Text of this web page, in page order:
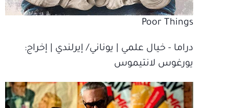
Poor Things
دراما ‫- خيال علمي | يوناني‫/ إيرلندي | إخراج‫:
يورغوس لانتيموس